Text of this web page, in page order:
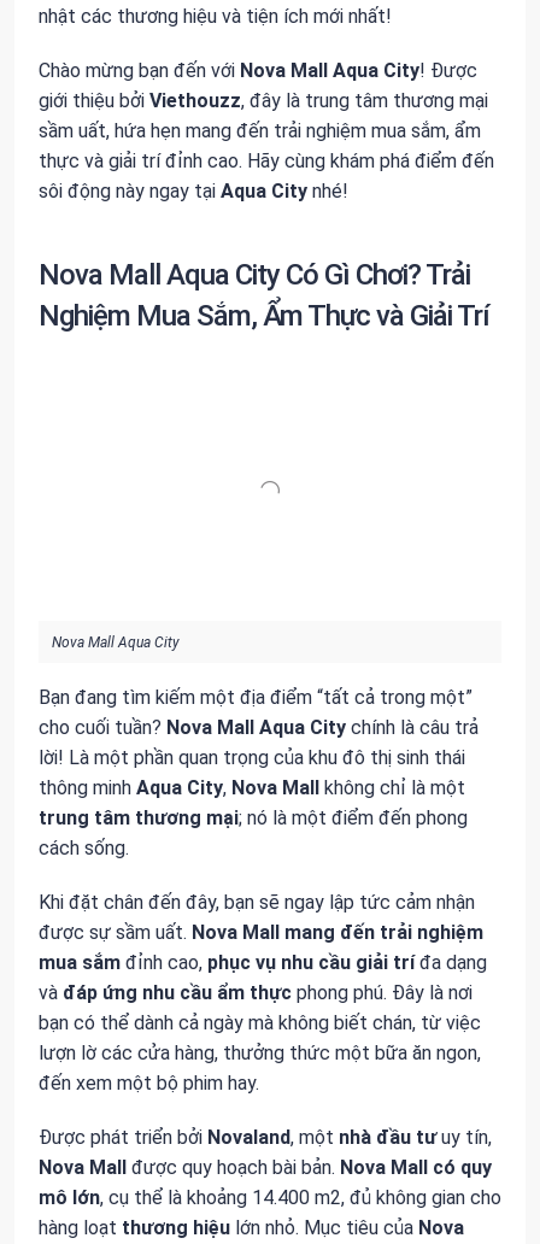
nhật các thương hiệu và tiện ích mới nhất!
Chào mừng bạn đến với Nova Mall Aqua City! Được
giới thiệu bởi Viethouzz, đây là trung tâm thương mại
sầm uất, hứa hẹn mang đến trải nghiệm mua sắm, ẩm
thực và giải trí đỉnh cao. Hãy cùng khám phá điểm đến
sôi động này ngay tại Aqua City nhé!
Nova Mall Aqua City Có Gì Chơi? Trải
Nghiệm Mua Sắm, Ẩm Thực và Giải Trí
Nova Mall Aqua City
Bạn đang tìm kiếm một địa điểm “tất cả trong một”
cho cuối tuần? Nova Mall Aqua City chính là câu trả
lời! Là một phần quan trọng của khu đô thị sinh thái
thông minh Aqua City, Nova Mall không chỉ là một
trung tâm thương mại; nó là một điểm đến phong
cách sống.
Khi đặt chân đến đây, bạn sẽ ngay lập tức cảm nhận
được sự sầm uất. Nova Mall mang đến trải nghiệm
mua sắm đỉnh cao, phục vụ nhu cầu giải tríđa dạng
và đáp ứng nhu cầu ẩm thực phong phú. Đây là nơi
bạn có thể dành cả ngày mà không biết chán, từ việc
lượn lờ các cửa hàng, thưởng thức một bữa ăn ngon,
đến xem một bộ phim hay.
Được phát triển bởi Novaland, một nhà đầu tưuy tín,
Nova Mall được quy hoạch bài bản. Nova Mall có quy
mô lớn, cụ thể là khoảng 14.400 m2, đủ không gian cho
hàng loạt thương hiệu lớn nhỏ. Mục tiêu của Nova